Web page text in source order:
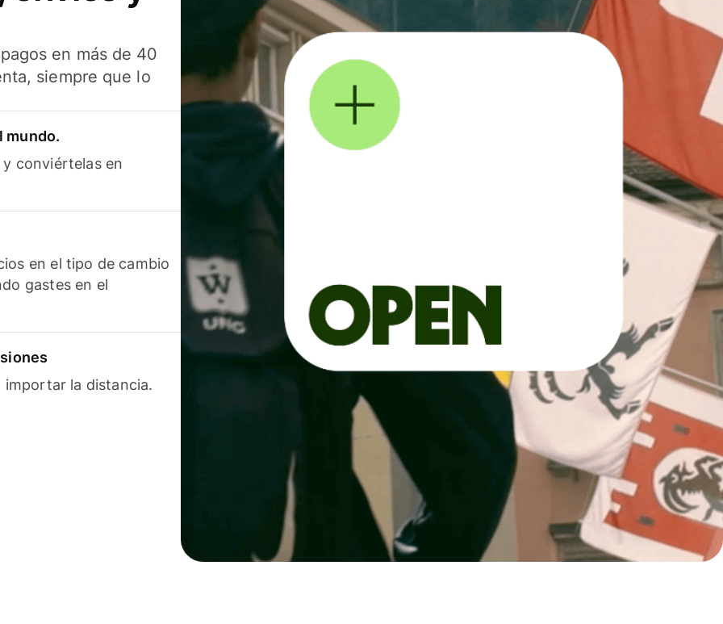
en más de 40
siempre que lo
mundo.
conviértelas en
en el tipo de cambio
gastes en el
importar la distancia.